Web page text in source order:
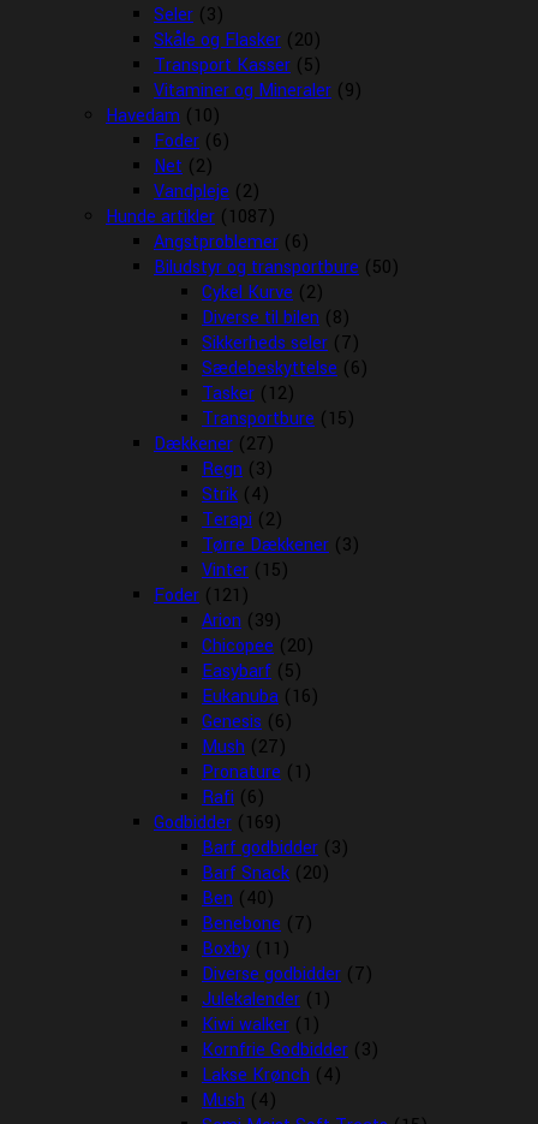
Seler (3)
Skåle og Flasker (20)
Transport Kasser (5)
Vitaminer og Mineraler (9)
Havedam (10)
Foder (6)
Net (2)
Vandpleje (2)
Hunde artikler (1087)
Angstproblemer (6)
Biludstyr og transportbure (50)
Cykel Kurve (2)
Diverse til bilen (8)
Sikkerheds seler (7)
Sædebeskyttelse (6)
Tasker (12)
Transportbure (15)
Dækkener (27)
Regn (3)
Strik (4)
Terapi (2)
Tørre Dækkener (3)
Vinter (15)
Foder (121)
Arion (39)
Chicopee (20)
Easybarf (5)
Eukanuba (16)
Genesis (6)
Mush (27)
Pronature (1)
Rafi (6)
Godbidder (169)
Barf godbidder (3)
Barf Snack (20)
Ben (40)
Benebone (7)
Boxby (11)
Diverse godbidder (7)
Julekalender (1)
Kiwi walker (1)
Kornfrie Godbidder (3)
Lakse Krønch (4)
Mush (4)